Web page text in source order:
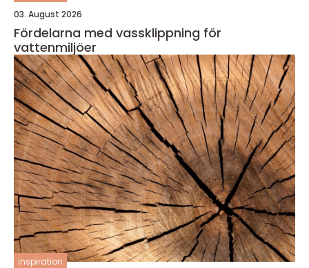
03. August 2026
Fördelarna med vassklippning för
vattenmiljöer
inspiration